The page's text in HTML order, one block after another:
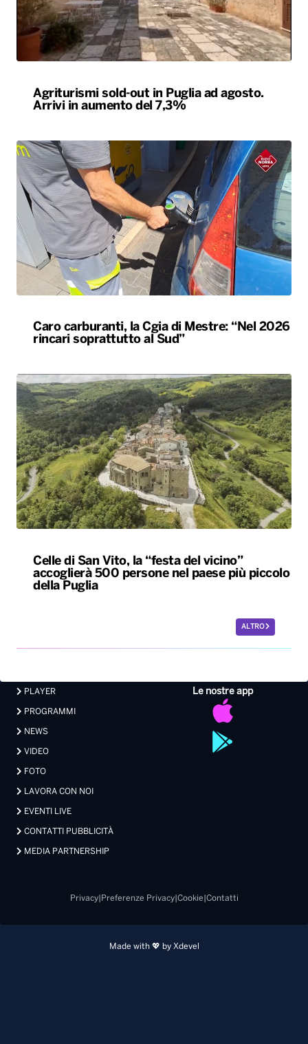
Agriturismi sold-out in Puglia ad agosto.
Arrivi in aumento del 7,3%
Caro carburanti, la Cgia di Mestre: “Nel 2026
rincari soprattutto al Sud”
Celle di San Vito, la “festa del vicino”
accoglierà 500 persone nel paese più piccolo
della Puglia
ALTRO
Le nostre app
PLAYER
PROGRAMMI
NEWS
VIDEO
FOTO
LAVORA CON NOI
EVENTI LIVE
CONTATTI PUBBLICITÀ
MEDIA PARTNERSHIP
Privacy| Preferenze Privacy| Cookie Contatti
Made with 💖 by Xdevel